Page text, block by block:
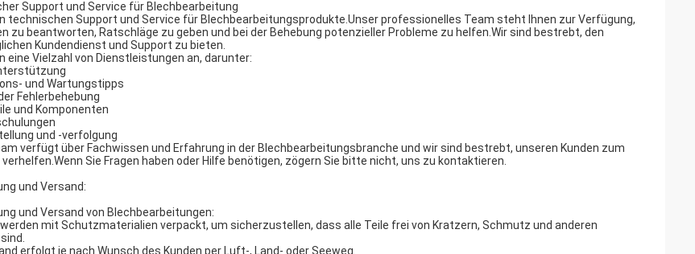
Support und Service für Blechbearbeitung
technischen Support und Service für Blechbearbeitungsprodukte.Unser professionelles Team steht Ihnen zur Verfügung,
zu beantworten, Ratschläge zu geben und bei der Behebung potenzieller Probleme zu helfen.Wir sind bestrebt, den
Kundendienst und Support zu bieten.
eine Vielzahl von Dienstleistungen an, darunter:
und Wartungstipps
Fehlerbehebung
und Komponenten
und -verfolgung
verfügt über Fachwissen und Erfahrung in der Blechbearbeitungsbranche und wir sind bestrebt, unseren Kunden zum
verhelfen.Wenn Sie Fragen haben oder Hilfe benötigen, zögern Sie bitte nicht, uns zu kontaktieren.
und Versand:
und Versand von Blechbearbeitungen:
werden mit Schutzmaterialien verpackt, um sicherzustellen, dass alle Teile frei von Kratzern, Schmutz und anderen
erfolgt je nach Wunsch des Kunden per Luft-, Land- oder Seeweg.